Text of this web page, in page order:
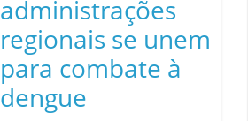
administrações
regionais se unem
para combate à
dengue